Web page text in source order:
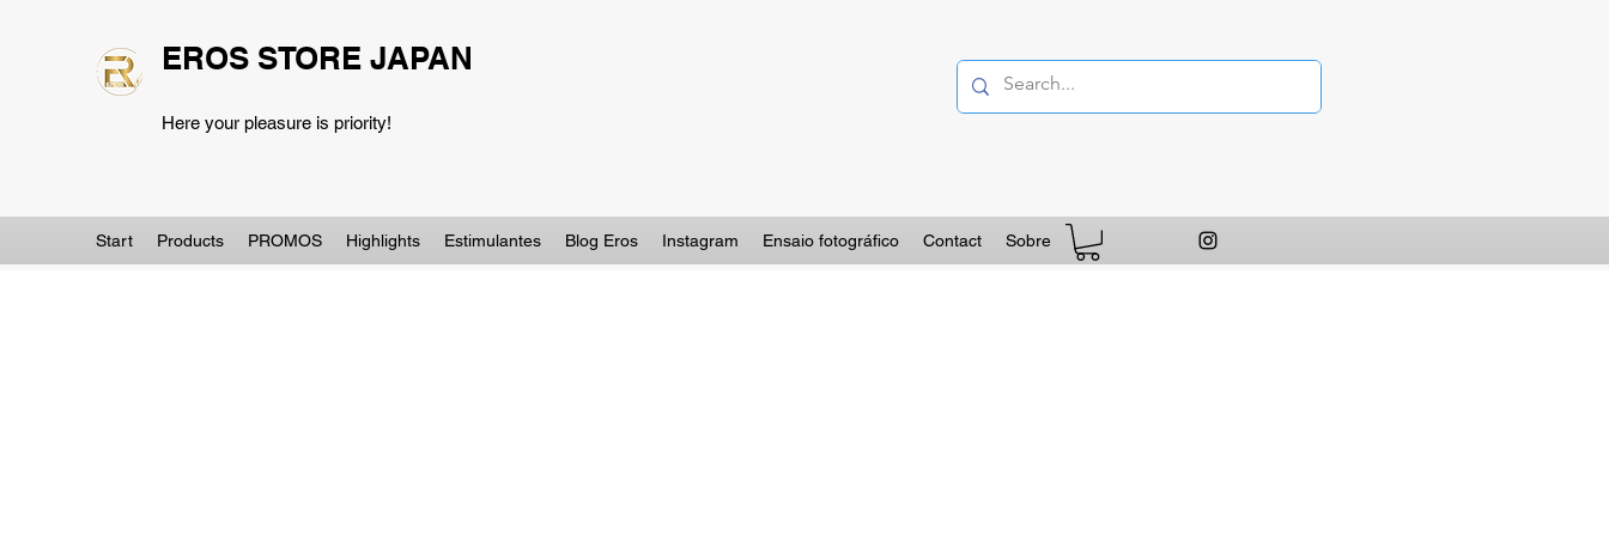
EROS STORE JAPAN
Here your pleasure is priority!
Start Products PROMOS Highlights Estimulantes Blog Eros Instagram Ensaio fotográfico Contact Sobre